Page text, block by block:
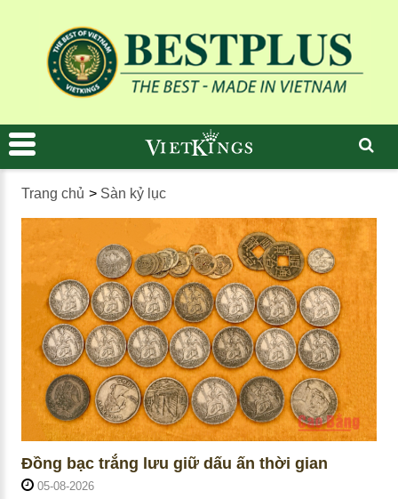
Trang chủ > Sàn kỷ lục
Đồng bạc trắng lưu giữ dấu ấn thời gian
05-08-2026